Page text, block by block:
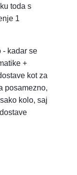
toda s
1
- kadar se
+
kot za
posamezno,
kolo, saj